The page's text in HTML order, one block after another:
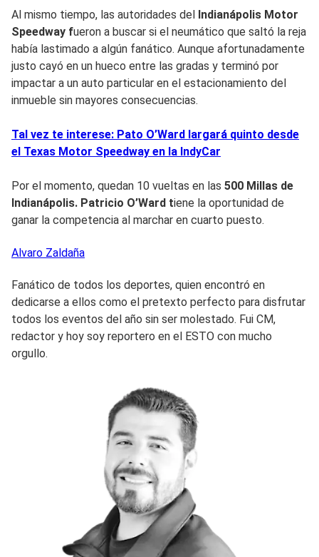
Al mismo tiempo, las autoridades del Indianápolis Motor
Speedway fueron a buscar si el neumático que saltó la reja
había lastimado a algún fanático. Aunque afortunadamente
justo cayó en un hueco entre las gradas y terminó por
impactar a un auto particular en el estacionamiento del
inmueble sin mayores consecuencias.
Tal vez te interese: Pato O’Ward largará quinto desde
el Texas Motor Speedway en la IndyCar
Por el momento, quedan 10 vueltas en las 500 Millas de
Indianápolis. Patricio O’Ward tiene la oportunidad de
ganar la competencia al marchar en cuarto puesto.
Alvaro Zaldaña
Fanático de todos los deportes, quien encontró en
dedicarse a ellos como el pretexto perfecto para disfrutar
todos los eventos del año sin ser molestado. Fui CM,
redactor y hoy soy reportero en el ESTO con mucho
orgullo.